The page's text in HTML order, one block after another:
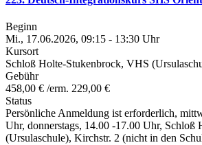
Beginn
Mi., 17.06.2026, 09:15 - 13:30 Uhr
Kursort
Schloß Holte-Stukenbrock, VHS
Gebühr
458,00 € /erm. 229,00 €
Status
Persönliche Anmeldung ist erforderlich,
Uhr, donnerstags, 14.00 -17.00 Uhr, Schloß
(Ursulaschule), Kirchstr. 2 (nicht in den